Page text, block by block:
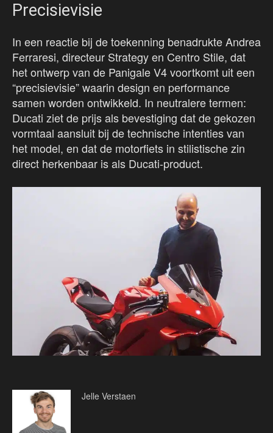
Precisievisie
In een reactie bij de toekenning benadrukte Andrea
Ferraresi, directeur Strategy en Centro Stile, dat
het ontwerp van de Panigale V4 voortkomt uit een
“precisievisie” waarin design en performance
samen worden ontwikkeld. In neutralere termen:
Ducati ziet de prijs als bevestiging dat de gekozen
vormtaal aansluit bij de technische intenties van
het model, en dat de motorfiets in stilistische zin
direct herkenbaar is als Ducati-product.
Jelle Verstaen